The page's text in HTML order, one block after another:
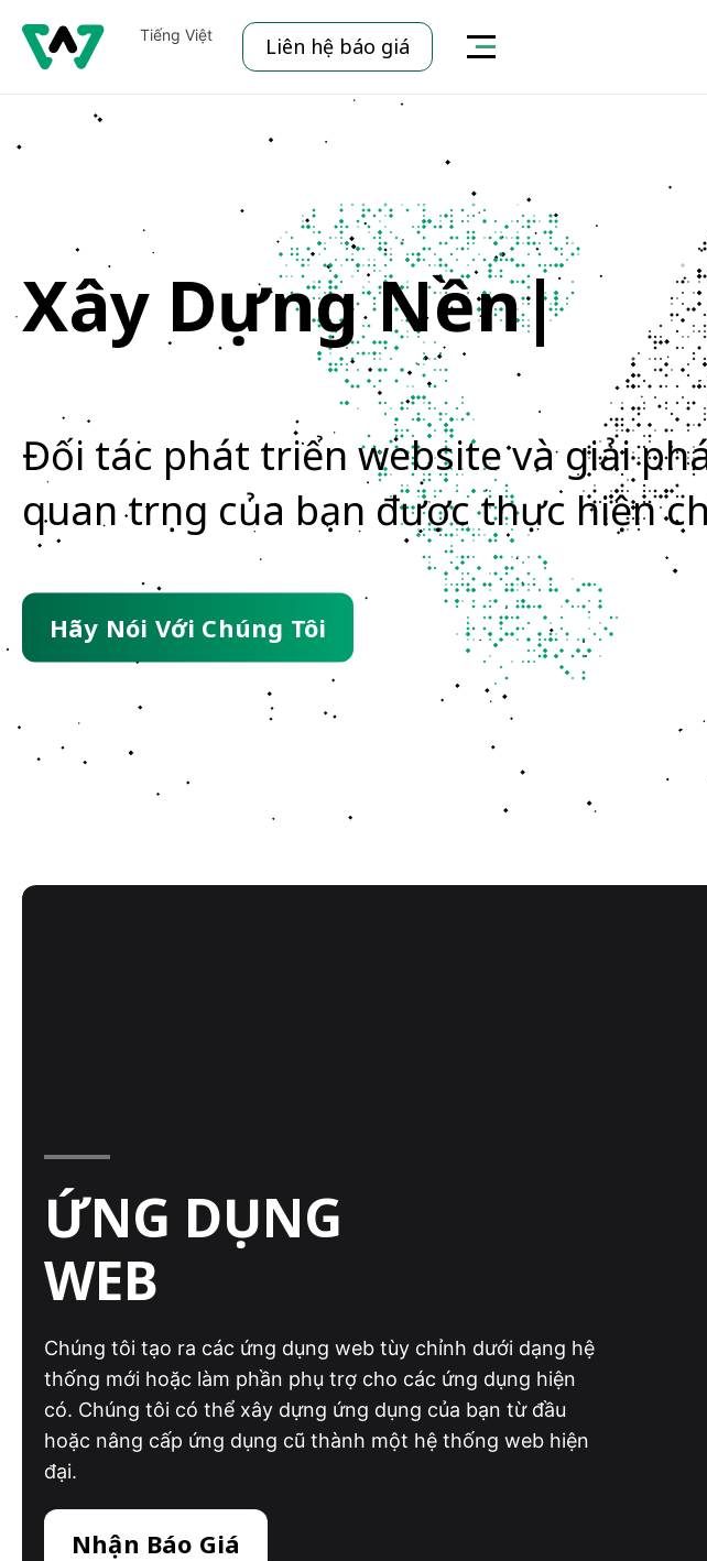
Tiếng Việt Liên hệ báo giá
Giải pháp Web, App toàn diện Top dịch vụ lập trình chuyên nghiệp
Xây Dựng Nền
Đối tác phát triển website và giải
quan trọng của bạn được thực hiện
Hãy Nói Với Chúng Tôi
ỨNG DỤNG
WEB
Chúng tôi tạo ra các ứng dụng web tùy chỉnh dưới dạng hệ
thống mới hoặc làm phần phụ trợ cho các ứng dụng hiện
có. Chúng tôi có thể xây dựng ứng dụng của bạn từ đầu
hoặc nâng cấp ứng dụng cũ thành một hệ thống web hiện
đại.
Nhận Báo Giá